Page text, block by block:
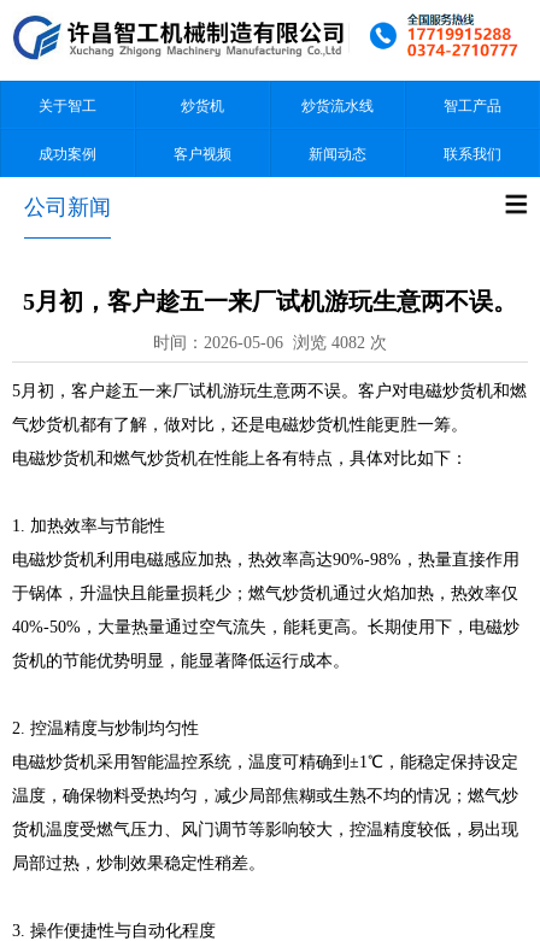
关于智工 炒货机 炒货流水线 智工产品
成功案例 客户视频 新闻动态 联系我们
公司新闻
5月初，客户趁五一来厂试机游玩生意两不误。
时间：2026-05-06 浏览 4082 次
5月初，客户趁五一来厂试机游玩生意两不误。客户对电磁炒货机和燃
气炒货机都有了解，做对比，还是电磁炒货机性能更胜一筹。
电磁炒货机和燃气炒货机在性能上各有特点，具体对比如下：
1. 加热效率与节能性
电磁炒货机利用电磁感应加热，热效率高达90%-98%，热量直接作用
于锅体，升温快且能量损耗少；燃气炒货机通过火焰加热，热效率仅
40%-50%，大量热量通过空气流失，能耗更高。长期使用下，电磁炒
货机的节能优势明显，能显著降低运行成本。
2. 控温精度与炒制均匀性
电磁炒货机采用智能温控系统，温度可精确到±1℃，能稳定保持设定
温度，确保物料受热均匀，减少局部焦糊或生熟不均的情况；燃气炒
货机温度受燃气压力、风门调节等影响较大，控温精度较低，易出现
局部过热，炒制效果稳定性稍差。
3. 操作便捷性与自动化程度